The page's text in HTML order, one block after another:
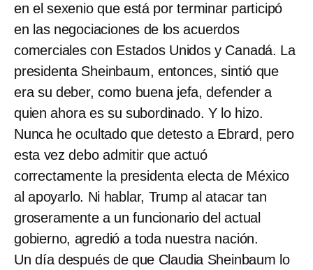
en el sexenio que está por terminar participó
en las negociaciones de los acuerdos
comerciales con Estados Unidos y Canadá. La
presidenta Sheinbaum, entonces, sintió que
era su deber, como buena jefa, defender a
quien ahora es su subordinado. Y lo hizo.
Nunca he ocultado que detesto a Ebrard, pero
esta vez debo admitir que actuó
correctamente la presidenta electa de México
al apoyarlo. Ni hablar, Trump al atacar tan
groseramente a un funcionario del actual
gobierno, agredió a toda nuestra nación.
Un día después de que Claudia Sheinbaum lo